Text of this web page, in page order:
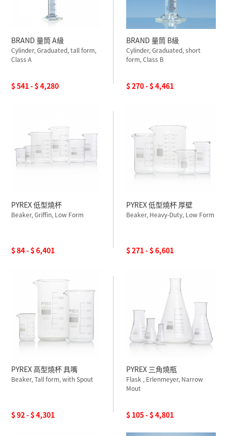
BRAND 量筒 A級
Cylinder, Graduated, tall form,
Class A
$ 541 - $ 4,280
BRAND 量筒 B級
Cylinder, Graduated, short
form, Class B
$ 270 - $ 4,461
PYREX 低型燒杯
Beaker, Griffin, Low Form
$ 84 - $ 6,401
PYREX 低型燒杯 厚壁
Beaker, Heavy-Duty, Low Form
$ 271 - $ 6,601
PYREX 高型燒杯 具嘴
Beaker, Tall form, with Spout
$ 92 - $ 4,301
PYREX 三角燒瓶
Flask , Erlenmeyer, Narrow
Mout
$ 105 - $ 4,801